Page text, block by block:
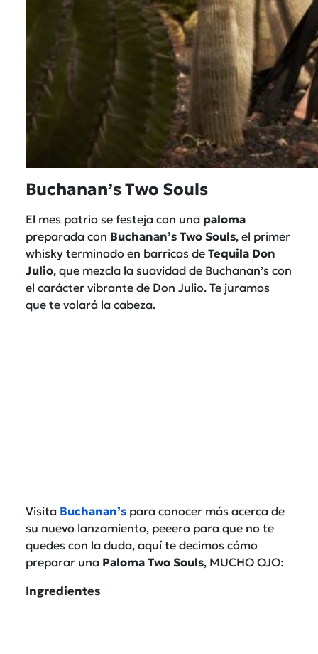
Buchanan’s Two Souls
El mes patrio se festeja con una paloma
preparada con Buchanan’s Two Souls, el primer
whisky terminado en barricas de Tequila Don
Julio, que mezcla la suavidad de Buchanan’s con
el carácter vibrante de Don Julio. Te juramos
que te volará la cabeza.
Visita Buchanan’s para conocer más acerca de
su nuevo lanzamiento, peeero para que no te
quedes con la duda, aquí te decimos cómo
preparar una Paloma Two Souls, MUCHO OJO:
Ingredientes